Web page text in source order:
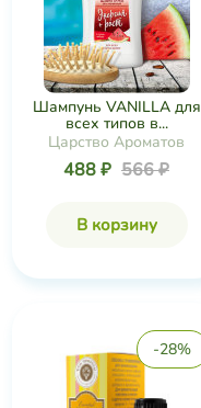
Шампунь VANILLA для
всех типов в...
Царство Ароматов
488 ₽ 566 ₽
В корзину
-28%